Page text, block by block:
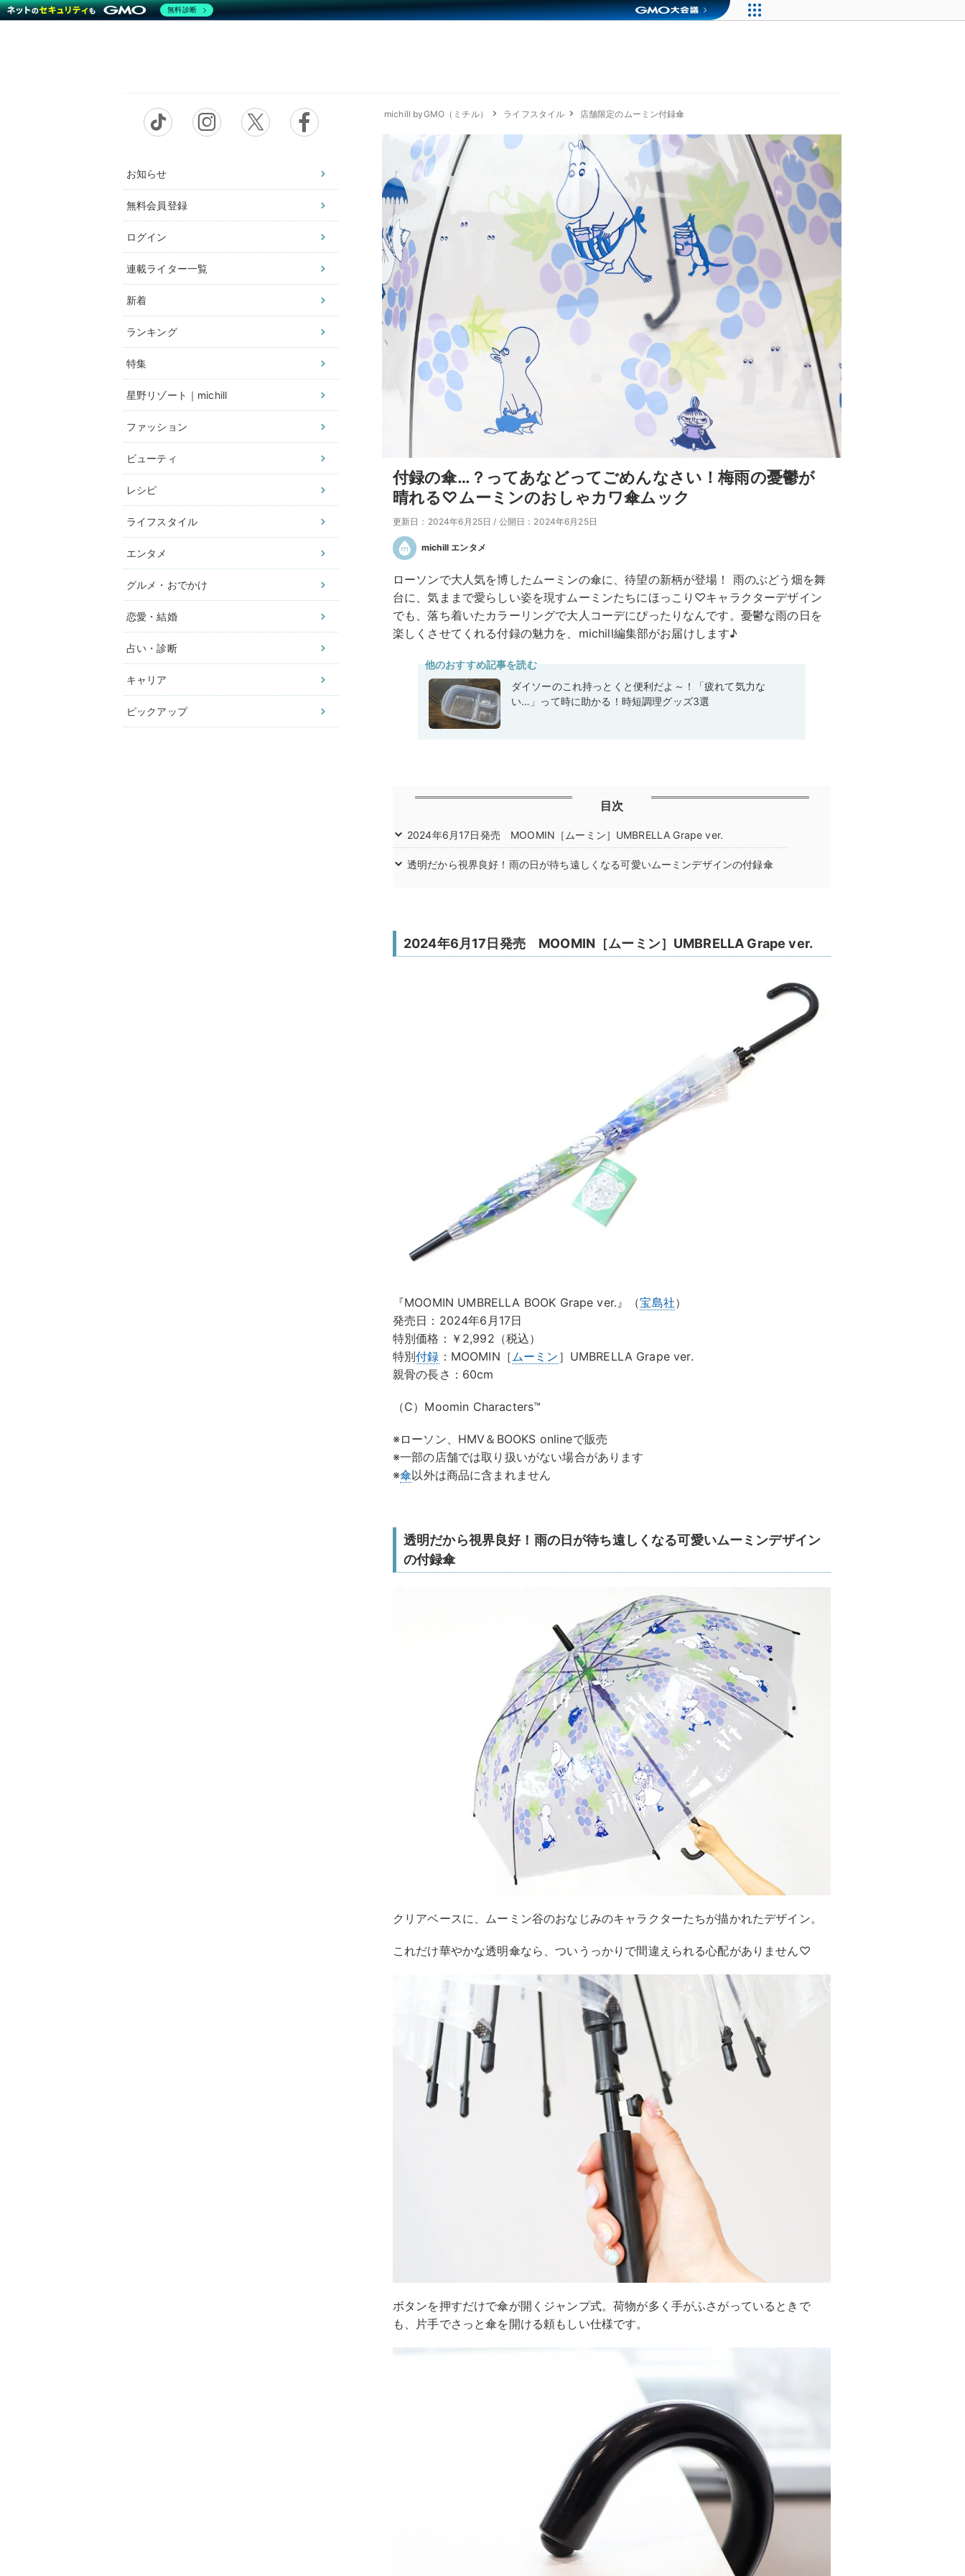
お知らせ
無料会員登録
ログイン
連載ライター一覧
新着
ランキング
特集
星野リゾート｜michill
ファッション
ビューティ
レシピ
ライフスタイル
エンタメ
グルメ・おでかけ
恋愛・結婚
占い・診断
キャリア
ピックアップ
michill byGMO（ミチル） ライフスタイル 店舗限定のムーミン付録傘
付録の傘…？ってあなどってごめんなさい！梅雨の憂鬱が
晴れる♡ムーミンのおしゃカワ傘ムック
更新日：2024年6月25日 / 公開日：2024年6月25日
michill エンタメ
ローソンで大人気を博したムーミンの傘に、待望の新柄が登場！ 雨のぶどう畑を舞
台に、気ままで愛らしい姿を現すムーミンたちにほっこり♡キャラクターデザイン
でも、落ち着いたカラーリングで大人コーデにぴったりなんです。憂鬱な雨の日を
楽しくさせてくれる付録の魅力を、michill編集部がお届けします♪
他のおすすめ記事を読む
ダイソーのこれ持っとくと便利だよ～！「疲れて気力な
い…」って時に助かる！時短調理グッズ3選
目次
2024年6月17日発売 MOOMIN［ムーミン］UMBRELLA Grape ver.
透明だから視界良好！雨の日が待ち遠しくなる可愛いムーミンデザインの付録傘
2024年6月17日発売 MOOMIN［ムーミン］UMBRELLA Grape ver.
『MOOMIN UMBRELLA BOOK Grape ver.』（宝島社）
発売日：2024年6月17日
特別価格：￥2,992（税込）
特別付録 ：MOOMIN［ムーミン ］UMBRELLA Grape ver.
親骨の長さ：60cm
（C）Moomin Characters™
※ローソン、HMV＆BOOKS onlineで販売
※一部の店舗では取り扱いがない場合があります
※傘以外は商品に含まれません
透明だから視界良好！雨の日が待ち遠しくなる可愛いムーミンデザイン
の付録傘
クリアベースに、ムーミン谷のおなじみのキャラクターたちが描かれたデザイン。
これだけ華やかな透明傘なら、ついうっかりで間違えられる心配がありません♡
ボタンを押すだけで傘が開くジャンプ式。荷物が多く手がふさがっているときで
も、片手でさっと傘を開ける頼もしい仕様です。
無料診断